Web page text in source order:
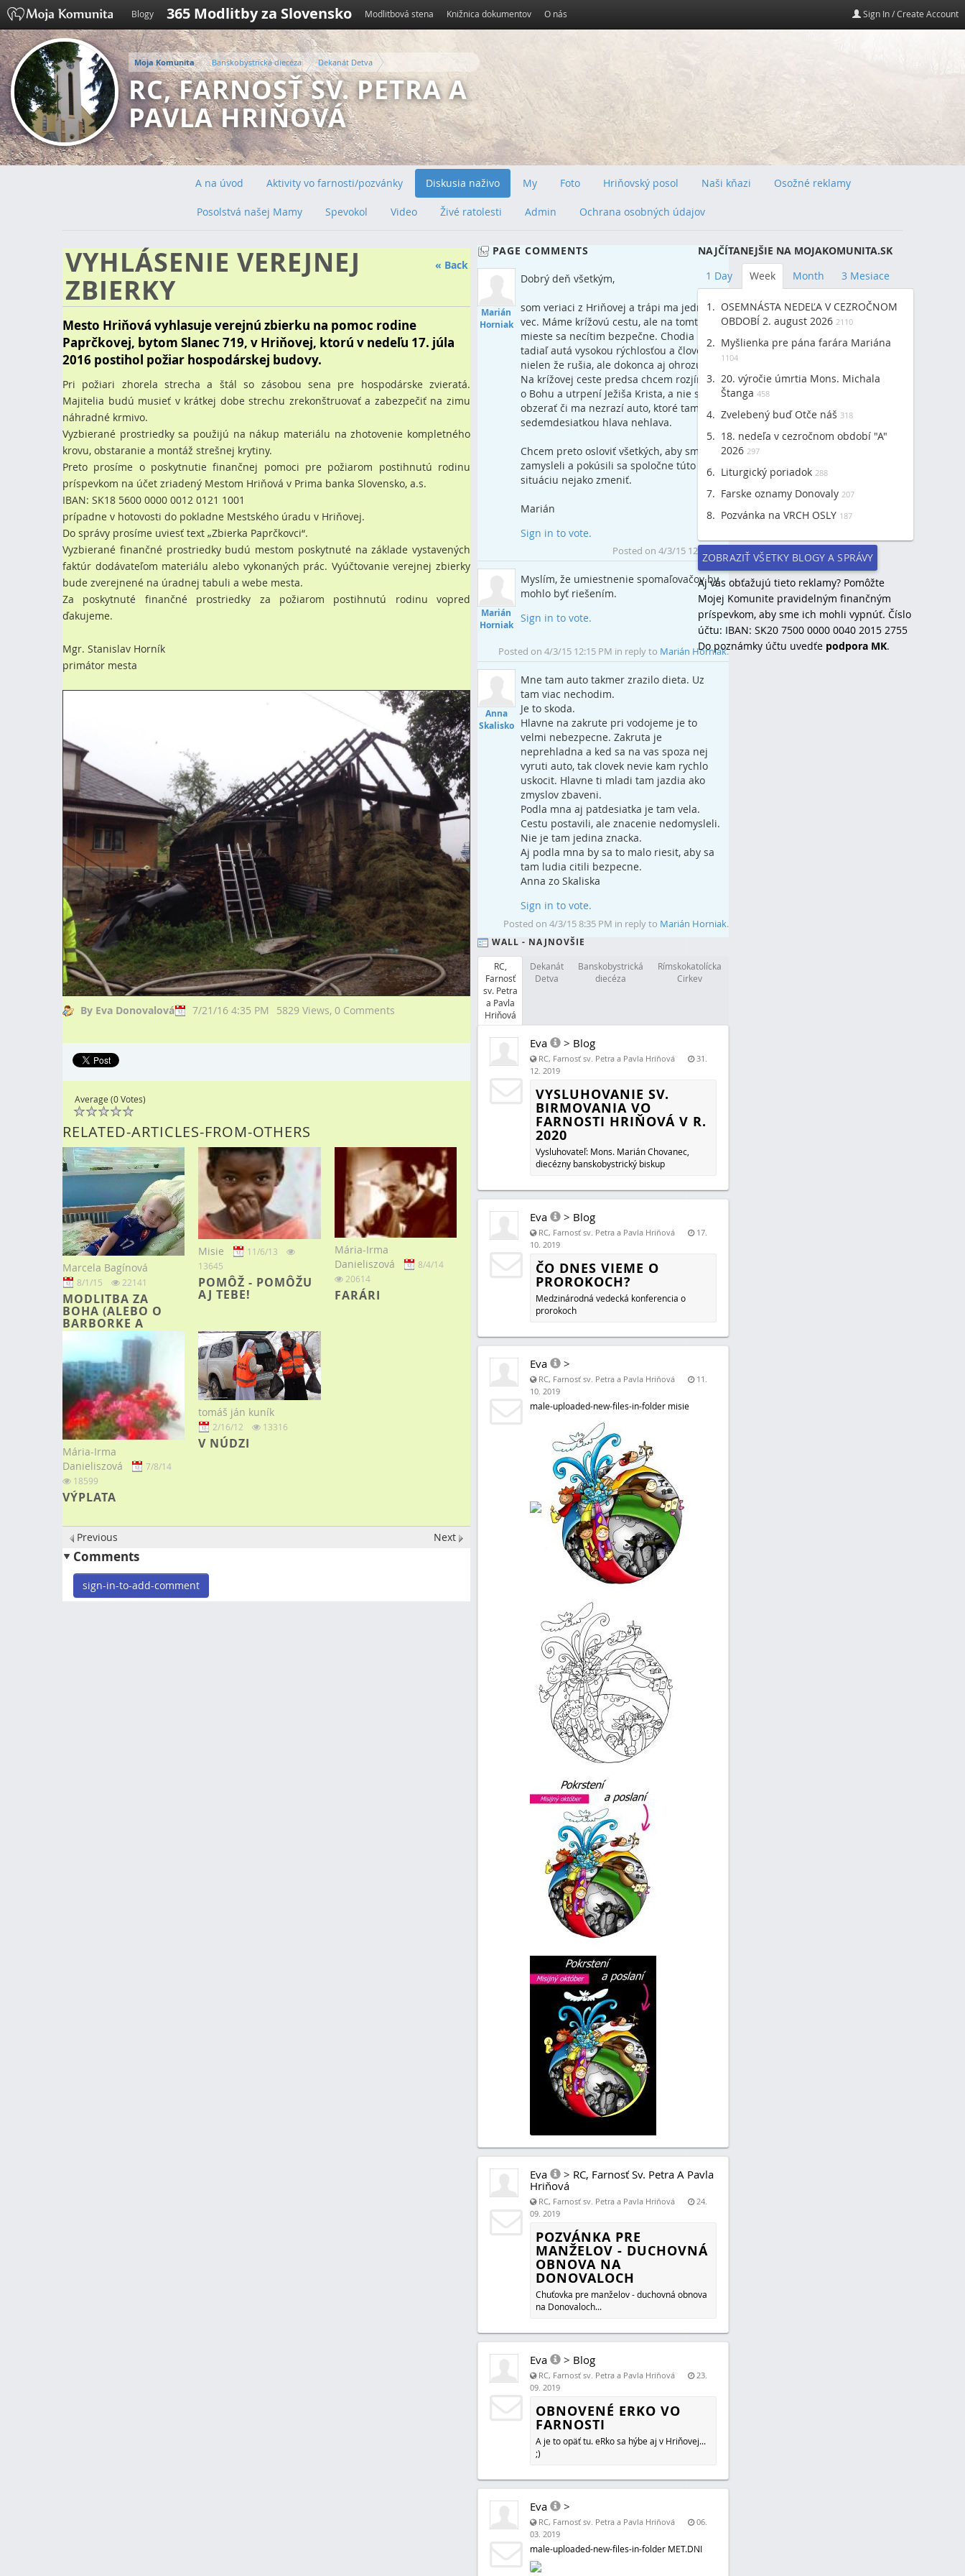
Blogy 365 Modlitby za Slovensko Modlitbová stena Knižnica dokumentov O nás Sign In / Create Account
Moja Komunita Banskobystrická diecéza Dekanát Detva
RC, FARNOSŤ SV. PETRA A
PAVLA HRIŇOVÁ
A na úvod Aktivity vo farnosti/pozvánky Diskusia naživo My Foto Hriňovský posol Naši kňazi Osožné reklamy
Posolstvá našej Mamy Spevokol Video Živé ratolesti Admin Ochrana osobných údajov
« Back
VYHLÁSENIE VEREJNEJ
ZBIERKY
Mesto Hriňová vyhlasuje verejnú zbierku na pomoc rodine
Paprčkovej, bytom Slanec 719, v Hriňovej, ktorú v nedeľu 17. júla
2016 postihol požiar hospodárskej budovy.
Pri požiari zhorela strecha a štál so zásobou sena pre hospodárske zvieratá.
Majitelia budú musieť v krátkej dobe strechu zrekonštruovať a zabezpečiť na zimu
náhradné krmivo.
Vyzbierané prostriedky sa použijú na nákup materiálu na zhotovenie kompletného
krovu, obstaranie a montáž strešnej krytiny.
Preto prosíme o poskytnutie finančnej pomoci pre požiarom postihnutú rodinu
príspevkom na účet zriadený Mestom Hriňová v Prima banka Slovensko, a.s.
IBAN: SK18 5600 0000 0012 0121 1001
prípadne v hotovosti do pokladne Mestského úradu v Hriňovej.
Do správy prosíme uviesť text „Zbierka Paprčkovci“.
Vyzbierané finančné prostriedky budú mestom poskytnuté na základe vystavených
faktúr dodávateľom materiálu alebo vykonaných prác. Vyúčtovanie verejnej zbierky
bude zverejnené na úradnej tabuli a webe mesta.
Za poskytnuté finančné prostriedky za požiarom postihnutú rodinu vopred
ďakujeme.
Mgr. Stanislav Horník
primátor mesta
By Eva Donovalová 7/21/16 4:35 PM 5829 Views, 0 Comments
Average (0 Votes)
RELATED-ARTICLES-FROM-OTHERS
Marcela Bagínová
8/1/15 22141
MODLITBA ZA
BOHA (ALEBO O
BARBORKE A
EDKOVI)
Misie
11/6/13
13645
POMÔŽ - POMÔŽU
AJ TEBE!
Mária-Irma
Danieliszová
8/4/14
20614
FARÁRI
Mária-Irma
Danieliszová
7/8/14
18599
VÝPLATA
tomáš ján kuník
2/16/12 13316
V NÚDZI
Previous Next
Comments
sign-in-to-add-comment
PAGE COMMENTS
Marián
Horniak
Dobrý deň všetkým,
som veriaci z Hriňovej a trápi ma jedna
vec. Máme krížovú cestu, ale na tomto
mieste sa necítim bezpečne. Chodia
tadiaľ autá vysokou rýchlosťou a človeka
nielen že rušia, ale dokonca aj ohrozujú.
Na krížovej ceste predsa chcem rozjímať
o Bohu a utrpení Ježiša Krista, a nie sa
obzerať či ma nezrazí auto, ktoré tam letí
sedemdesiatkou hlava nehlava.
Chcem preto osloviť všetkých, aby sme sa
zamysleli a pokúsili sa spoločne túto
situáciu nejako zmeniť.
Marián
Sign in to vote.
Top
Posted on 4/3/15 12:13 PM.
Marián
Horniak
Myslím, že umiestnenie spomaľovačov by
mohlo byť riešením.
Sign in to vote.
Top
Posted on 4/3/15 12:15 PM in reply to Marián Horniak.
Anna
Skalisko
Mne tam auto takmer zrazilo dieta. Uz
tam viac nechodim.
Je to skoda.
Hlavne na zakrute pri vodojeme je to
velmi nebezpecne. Zakruta je
neprehladna a ked sa na vas spoza nej
vyruti auto, tak clovek nevie kam rychlo
uskocit. Hlavne ti mladi tam jazdia ako
zmyslov zbaveni.
Podla mna aj patdesiatka je tam vela.
Cestu postavili, ale znacenie nedomysleli.
Nie je tam jedina znacka.
Aj podla mna by sa to malo riesit, aby sa
tam ludia citili bezpecne.
Anna zo Skaliska
Sign in to vote.
Top
Posted on 4/3/15 8:35 PM in reply to Marián Horniak.
WALL - NAJNOVŠIE
RC,
Farnosť
sv. Petra
a Pavla
Hriňová
Dekanát
Detva
Banskobystrická
diecéza
Rímskokatolícka
Cirkev
Eva > Blog
RC, Farnosť sv. Petra a Pavla Hriňová
31.
12. 2019
VYSLUHOVANIE SV.
BIRMOVANIA VO
FARNOSTI HRIŇOVÁ V R.
2020
Vysluhovateľ: Mons. Marián Chovanec,
diecézny banskobystrický biskup
Eva > Blog
RC, Farnosť sv. Petra a Pavla Hriňová
17.
10. 2019
ČO DNES VIEME O
PROROKOCH?
Medzinárodná vedecká konferencia o
prorokoch
Eva >
RC, Farnosť sv. Petra a Pavla Hriňová
11.
10. 2019
male-uploaded-new-files-in-folder misie
Eva > RC, Farnosť Sv. Petra A Pavla
Hriňová
RC, Farnosť sv. Petra a Pavla Hriňová
24.
09. 2019
POZVÁNKA PRE
MANŽELOV - DUCHOVNÁ
OBNOVA NA
DONOVALOCH
Chuťovka pre manželov - duchovná obnova
na Donovaloch...
Eva > Blog
RC, Farnosť sv. Petra a Pavla Hriňová
23.
09. 2019
OBNOVENÉ ERKO VO
FARNOSTI
A je to opäť tu. eRko sa hýbe aj v Hriňovej...
;)
Eva >
RC, Farnosť sv. Petra a Pavla Hriňová
06.
03. 2019
male-uploaded-new-files-in-folder MET.DNI
NAJČÍTANEJŠIE NA MOJAKOMUNITA.SK
1 Day
Week Month 3 Mesiace
OSEMNÁSTA NEDEĽA V CEZROČNOM
OBDOBÍ 2. august 2026 2110
Myšlienka pre pána farára Mariána
1104
20. výročie úmrtia Mons. Michala
Štanga 458
Zvelebený buď Otče náš 318
18. nedeľa v cezročnom období "A"
2026 297
Liturgický poriadok 288
Farske oznamy Donovaly 207
Pozvánka na VRCH OSLY 187
ZOBRAZIŤ VŠETKY BLOGY A SPRÁVY
Aj vás obťažujú tieto reklamy? Pomôžte
Mojej Komunite pravidelným finančným
príspevkom, aby sme ich mohli vypnúť. Číslo
účtu: IBAN: SK20 7500 0000 0040 2015 2755
Do poznámky účtu uvedťe podpora MK.